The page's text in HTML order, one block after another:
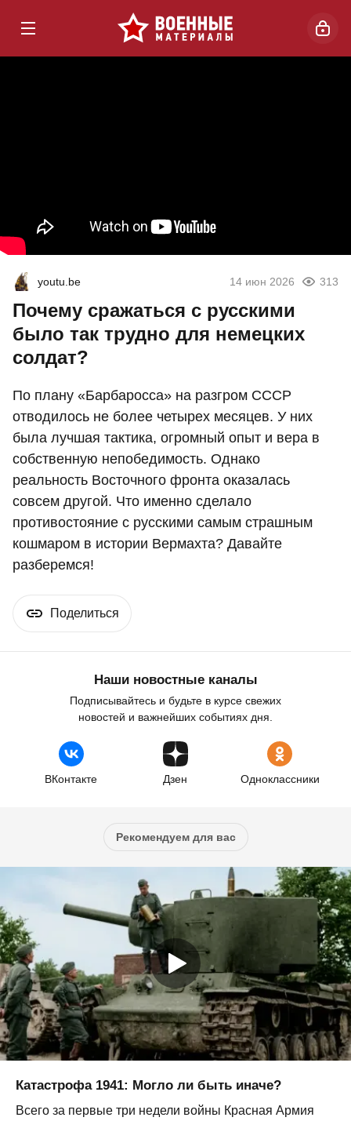
youtu.be 14 июн 2026 313
Почему сражаться с русскими
было так трудно для немецких
солдат?
По плану «Барбаросса» на разгром СССР
отводилось не более четырех месяцев. У них
была лучшая тактика, огромный опыт и вера в
собственную непобедимость. Однако
реальность Восточного фронта оказалась
совсем другой. Что именно сделало
противостояние с русскими самым страшным
кошмаром в истории Вермахта? Давайте
разберемся!
Поделиться
Наши новостные каналы
Подписывайтесь и будьте в курсе свежих
новостей и важнейших событиях дня.
ВКонтакте Дзен Одноклассники
Рекомендуем для вас
Катастрофа 1941: Могло ли быть иначе?
Всего за первые три недели войны Красная Армия